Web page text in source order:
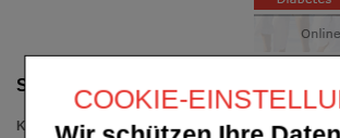
COOKIE-
Suche verfeinern
Kategorien